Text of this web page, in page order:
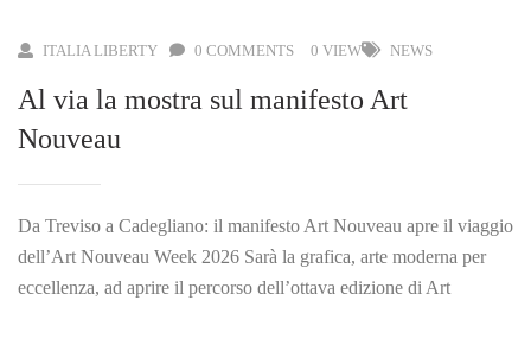
ITALIA LIBERTY 0 COMMENTS 0 VIEW NEWS
Al via la mostra sul manifesto Art
Nouveau
Da Treviso a Cadegliano: il manifesto Art Nouveau apre il viaggio
dell’Art Nouveau Week 2026 Sarà la grafica, arte moderna per
eccellenza, ad aprire il percorso dell’ottava edizione di Art